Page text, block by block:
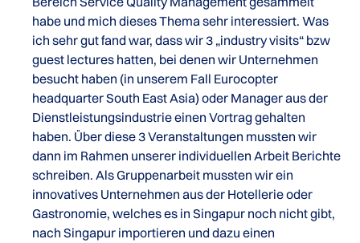
habe und mich dieses Thema sehr interessiert. Was
ich sehr gut fand war, dass wir 3 „industry visits“ bzw
guest lectures hatten, bei denen wir Unternehmen
besucht haben (in unserem Fall Eurocopter
headquarter South East Asia) oder Manager aus der
Dienstleistungsindustrie einen Vortrag gehalten
haben. Über diese 3 Veranstaltungen mussten wir
dann im Rahmen unserer individuellen Arbeit Berichte
schreiben. Als Gruppenarbeit mussten wir ein
innovatives Unternehmen aus der Hotellerie oder
Gastronomie, welches es in Singapur noch nicht gibt,
nach Singapur importieren und dazu einen